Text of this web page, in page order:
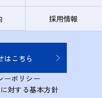
採用情報
はこちら
ーポリシー
対する基本方針